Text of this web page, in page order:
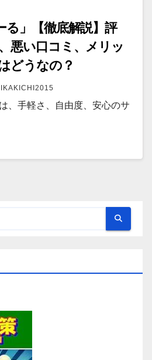
る」【徹底解説】評
悪い口コミ、メリッ
どうなの？
、手軽さ、自由度、安心のサ